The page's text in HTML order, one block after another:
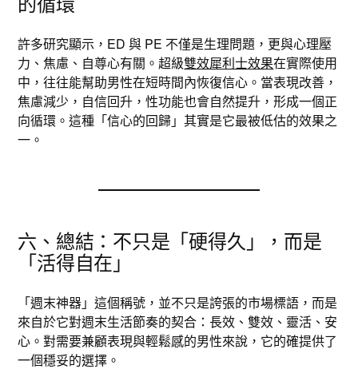
許多研究顯示，ED 與 PE 不僅是生理問題，更與心理壓
力、焦慮、自尊心有關。超級雙效犀利士效果在實際使用
中，往往能幫助男性在短時間內恢復信心。當表現改善，
焦慮減少，自信回升，性功能也會自然提升，形成一個正
向循環。這種「信心的回歸」其實是它最被低估的效果之
一。
六、總結：不只是「硬得久」，而是
「活得自在」
「週末神器」這個稱號，並不只是誇張的市場標語，而是
來自於它對週末生活節奏的契合：長效、雙效、靈活、安
心。對需要兼顧表現與輕鬆感的男性來說，它的確提供了
一個穩妥的選擇。